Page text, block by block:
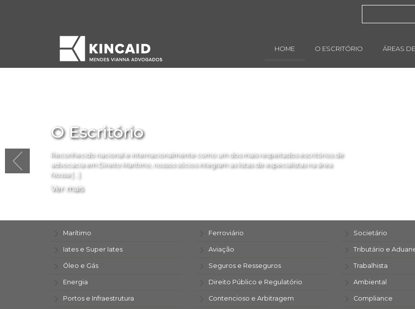
HOME O ESCRITÓRIO ÁREAS
O Escritório
Reconhecido nacional e internacionalmente como um dos mais respeitados escritórios de
advocacia em Direito Marítimo, nossos sócios integram as listas de especialistas na área.
Nossa […]
Ver mais
Marítimo
Iates e Super Iates
Óleo e Gás
Energia
Portos e Infraestrutura
Ferroviário
Aviação
Seguros e Resseguros
Direito Público e Regulatório
Contencioso e Arbitragem
Societário
Tributário e
Trabalhista
Ambiental
Compliance